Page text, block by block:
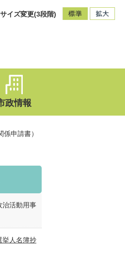
イズ変更(3段階)
政情報
申請書）
治活動用事
挙人名簿抄